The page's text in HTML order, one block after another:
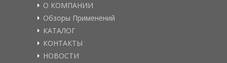
О КОМПАНИИ
Обзоры Применений
КАТАЛОГ
КОНТАКТЫ
НОВОСТИ